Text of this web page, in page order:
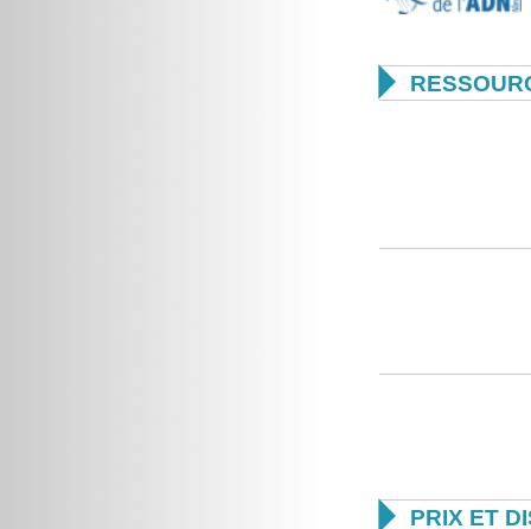

 PRIX ET